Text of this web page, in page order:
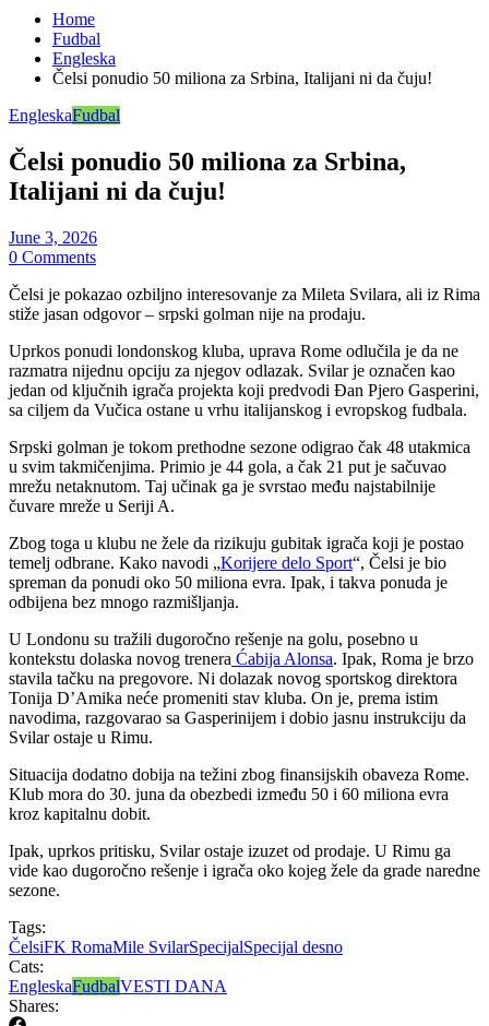
Home
Fudbal
Engleska
Čelsi ponudio 50 miliona za Srbina, Italijani ni da čuju!
EngleskaFudbal
Čelsi ponudio 50 miliona za Srbina,
Italijani ni da čuju!
June 3, 2026
0 Comments
Čelsi je pokazao ozbiljno interesovanje za Mileta Svilara, ali iz Rima
stiže jasan odgovor – srpski golman nije na prodaju.
Uprkos ponudi londonskog kluba, uprava Rome odlučila je da ne
razmatra nijednu opciju za njegov odlazak. Svilar je označen kao
jedan od ključnih igrača projekta koji predvodi Đan Pjero Gasperini,
sa ciljem da Vučica ostane u vrhu italijanskog i evropskog fudbala.
Srpski golman je tokom prethodne sezone odigrao čak 48 utakmica
u svim takmičenjima. Primio je 44 gola, a čak 21 put je sačuvao
mrežu netaknutom. Taj učinak ga je svrstao među najstabilnije
čuvare mreže u Seriji A.
Zbog toga u klubu ne žele da rizikuju gubitak igrača koji je postao
temelj odbrane. Kako navodi „Korijere delo Sport“, Čelsi je bio
spreman da ponudi oko 50 miliona evra. Ipak, i takva ponuda je
odbijena bez mnogo razmišljanja.
U Londonu su tražili dugoročno rešenje na golu, posebno u
kontekstu dolaska novog trenera Ćabija Alonsa. Ipak, Roma je brzo
stavila tačku na pregovore. Ni dolazak novog sportskog direktora
Tonija D’Amika neće promeniti stav kluba. On je, prema istim
navodima, razgovarao sa Gasperinijem i dobio jasnu instrukciju da
Svilar ostaje u Rimu.
Situacija dodatno dobija na težini zbog finansijskih obaveza Rome.
Klub mora do 30. juna da obezbedi između 50 i 60 miliona evra
kroz kapitalnu dobit.
Ipak, uprkos pritisku, Svilar ostaje izuzet od prodaje. U Rimu ga
vide kao dugoročno rešenje i igrača oko kojeg žele da grade naredne
sezone.
Tags:
ČelsiFK RomaMile SvilarSpecijalSpecijal desno
Cats:
EngleskaFudbalVESTI DANA
Shares: